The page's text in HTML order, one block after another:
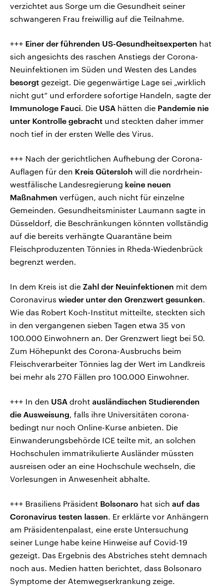
verzichtet aus Sorge um die Gesundheit seiner
schwangeren Frau freiwillig auf die Teilnahme.
+++ Einer der führenden US-Gesundheitsexperten hat
sich angesichts des raschen Anstiegs der Corona-
Neuinfektionen im Süden und Westen des Landes
besorgt gezeigt. Die gegenwärtige Lage sei „wirklich
nicht gut“ und erfordere sofortige Handeln, sagte der
Immunologe Fauci. Die USA hätten die Pandemie nie
unter Kontrolle gebracht und steckten daher immer
noch tief in der ersten Welle des Virus.
+++ Nach der gerichtlichen Aufhebung der Corona-
Auflagen für den Kreis Gütersloh will die nordrhein-
westfälische Landesregierung keine neuen
Maßnahmen verfügen, auch nicht für einzelne
Gemeinden. Gesundheitsminister Laumann sagte in
Düsseldorf, die Beschränkungen könnten vollständig
auf die bereits verhängte Quarantäne beim
Fleischproduzenten Tönnies in Rheda-Wiedenbrück
begrenzt werden.
In dem Kreis ist die Zahl der Neuinfektionen mit dem
Coronavirus wieder unter den Grenzwert gesunken.
Wie das Robert Koch-Institut mitteilte, steckten sich
in den vergangenen sieben Tagen etwa 35 von
100.000 Einwohnern an. Der Grenzwert liegt bei 50.
Zum Höhepunkt des Corona-Ausbruchs beim
Fleischverarbeiter Tönnies lag der Wert im Landkreis
bei mehr als 270 Fällen pro 100.000 Einwohner.
+++ In den USA droht ausländischen Studierenden
die Ausweisung, falls ihre Universitäten corona-
bedingt nur noch Online-Kurse anbieten. Die
Einwanderungsbehörde ICE teilte mit, an solchen
Hochschulen immatrikulierte Ausländer müssten
ausreisen oder an eine Hochschule wechseln, die
Vorlesungen in Anwesenheit abhalte.
+++ Brasiliens Präsident Bolsonaro hat sich auf das
Coronavirus testen lassen. Er erklärte vor Anhängern
am Präsidentenpalast, eine erste Untersuchung
seiner Lunge habe keine Hinweise auf Covid-19
gezeigt. Das Ergebnis des Abstriches steht demnach
noch aus. Medien hatten berichtet, dass Bolsonaro
Symptome der Atemwegserkrankung zeige.